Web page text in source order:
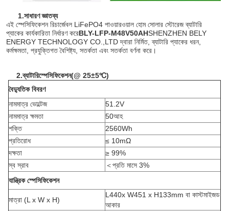
1.সাধারণ জ্ঞাতব্য
এই স্পেসিফিকেশন রিচার্জেবল LiFePO4 পাওয়ারওয়াল হোম সোলার স্টোরেজ ব্যাটারি
প্যাকের কার্যকারিতা নির্ধারণ করেBLY-LFP-M48V50AHSHENZHEN BELY
ENERGY TECHNOLOGY CO.,LTD দ্বারা নির্মিত, ব্যাটারি প্যাকের ধরন,
কর্মক্ষমতা, প্রযুক্তিগত বৈশিষ্ট্য, সতর্কতা এবং সতর্কতা বর্ণনা করে।
2.ব্যাটারিস্পেসিফিকেশন(@ 25±5℃)
বৈদ্যুতিক বিবরণ
নামমাত্র ভোল্টেজ
51.2V
নামমাত্র ক্ষমতা
50আহ
শক্তি
2560Wh
প্রতিরোধ
≤ 10mΩ
দক্ষতা
≥ 99%
স্ব স্রাব
＜প্রতি মাসে 3%
যান্ত্রিক স্পেসিফিকেশন
মাত্রা (L x W x H)
L440x W451 x H133mm বা কাস্টমাইজড
আকার